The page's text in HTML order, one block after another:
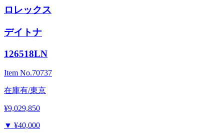
ロレックス
デイトナ
126518LN
Item No.70737
在庫有/東京
¥9,029,850
▼ ¥40,000